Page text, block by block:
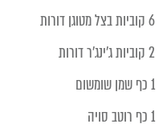
6 קוביות בצל מטוגן דורות
2 קוביות ג'ינג'ר דורות
1 כף שמן שומשום
1 כף רוטב סויה